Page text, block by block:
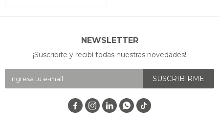
NEWSLETTER
¡Suscribite y recibí todas nuestras novedades!
SUSCRIBIRME
   